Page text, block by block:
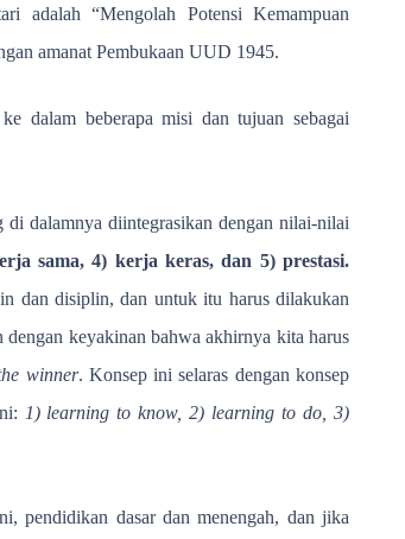
adalah “Mengolah Potensi Kemampuan
amanat Pembukaan UUD 1945.
dalam beberapa misi dan tujuan sebagai
di dalamnya diintegrasikan dengan nilai-nilai
sama, 4) kerja keras, dan 5) prestasi.
dan disiplin, dan untuk itu harus dilakukan
keyakinan bahwa akhirnya kita harus
winner. Konsep ini selaras dengan konsep
1) learning to know, 2) learning to do, 3)
pendidikan dasar dan menengah, dan jika